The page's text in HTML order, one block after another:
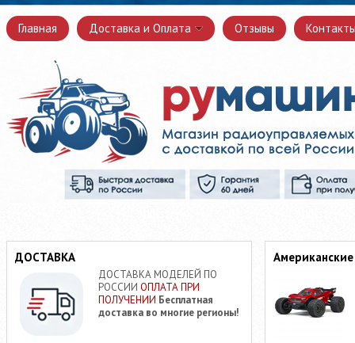
Главная Доставка и Оплата Отзывы
ДОСТАВКА
ДОСТАВКА МОДЕЛЕЙ ПО
РОССИИ ОПЛАТА ПРИ
ПОЛУЧЕНИИ Бесплатная
доставка во многие регионы!